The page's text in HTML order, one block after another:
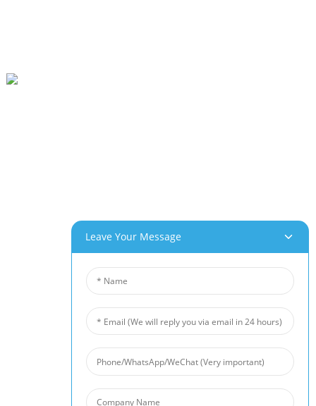
پتانسیل‌های پروژه و کاربرد
محصولات ما
تشک فیبری از جنس استیل ضد زنگ
مش سیم فلزی متخلخل
Leave Your Message